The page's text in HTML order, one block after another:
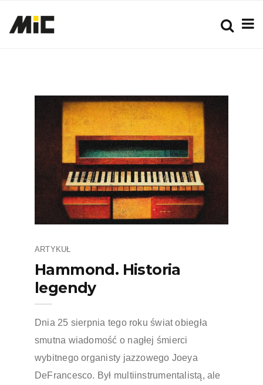
ARTYKUŁ
Hammond. Historia
legendy
Dnia 25 sierpnia tego roku świat obiegła
smutna wiadomość o nagłej śmierci
wybitnego organisty jazzowego Joeya
DeFrancesco. Był multiinstrumentalistą, ale